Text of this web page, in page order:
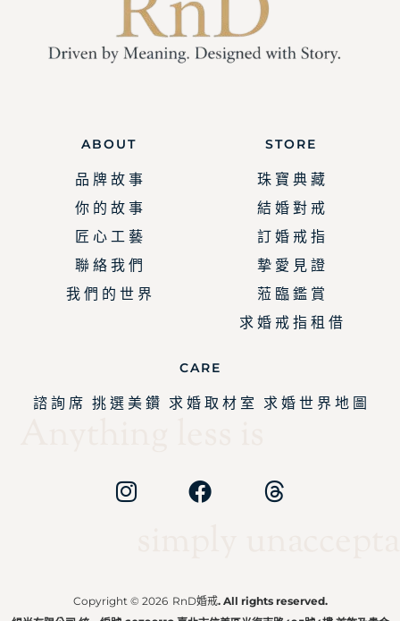
ABOUT
品 牌 故 事
你 的 故 事
匠 心 工 藝
聯 絡 我 們
我 們 的 世 界
STORE
珠 寶 典 藏
結 婚 對 戒
訂 婚 戒 指
摯 愛 見 證
蒞 臨 鑑 賞
求 婚 戒 指 租 借
CARE
諮 詢 席 挑 選 美 鑽 求 婚 取 材 室 求 婚 世 界 地 圖
Copyright © 2026 RnD婚戒. All rights reserved.